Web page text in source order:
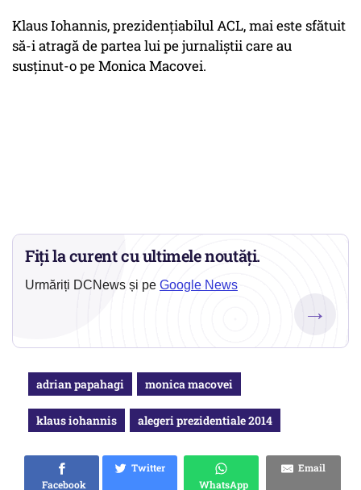
Klaus Iohannis, prezidențiabilul ACL, mai este sfătuit
să-i atragă de partea lui pe jurnaliștii care au
susținut-o pe Monica Macovei.
Fiți la curent cu ultimele noutăți.
Urmăriți DCNews și pe Google News
→
adrian papahagi monica macovei
klaus iohannis alegeri prezidentiale 2014
Facebook
Twitter
WhatsApp
Email